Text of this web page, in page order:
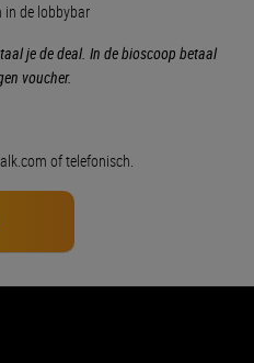
in de lobbybar
je de deal. In de bioscoop betaal
voucher.
of telefonisch.